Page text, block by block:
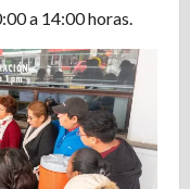
a 14:00 horas.